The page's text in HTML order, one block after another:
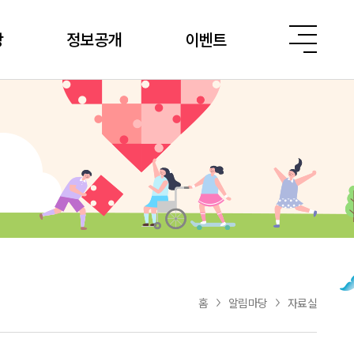
정보공개 이벤트
홈 알림마당 자료실